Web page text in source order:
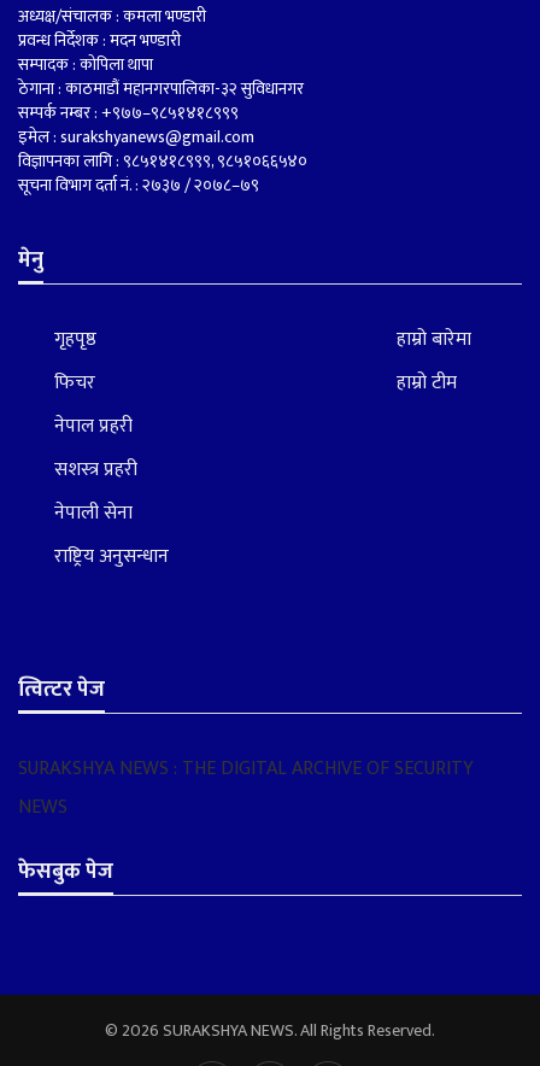
अध्यक्ष/संचालक : कमला भण्डारी
प्रवन्ध निर्देशक : मदन भण्डारी
सम्पादक : कोपिला थापा
ठेगाना : काठमाडौं महानगरपालिका-३२ सुविधानगर
सम्पर्क नम्बर : +९७७–९८५१४१८९९९
इमेल :surakshyanews@gmail.com
विज्ञापनका लागि : ९८५१४१८९९९, ९८५१०६६५४०
सूचना विभाग दर्ता नं. : २७३७ / २०७८–७९
मेनु
गृहपृष्ठ
फिचर
नेपाल प्रहरी
सशस्त्र प्रहरी
नेपाली सेना
राष्ट्रिय अनुसन्धान
हाम्रो बारेमा
हाम्रो टीम
त्वित्टर पेज
SURAKSHYA NEWS : THE DIGITAL ARCHIVE OF SECURITY
NEWS
फेसबुक पेज
© 2026 SURAKSHYA NEWS. All Rights Reserved.